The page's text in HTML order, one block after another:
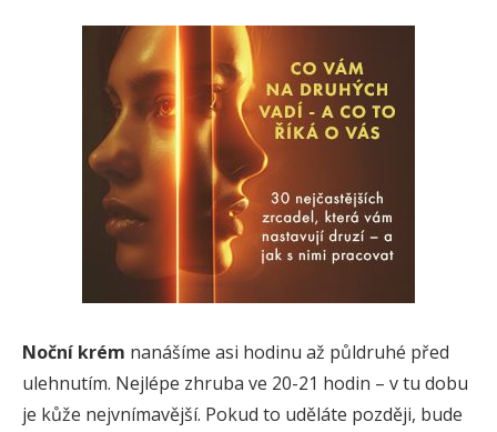
Noční krém nanášíme asi hodinu až půldruhé před
ulehnutím. Nejlépe zhruba ve 20-21 hodin – v tu dobu
je kůže nejvnímavější. Pokud to uděláte později, bude